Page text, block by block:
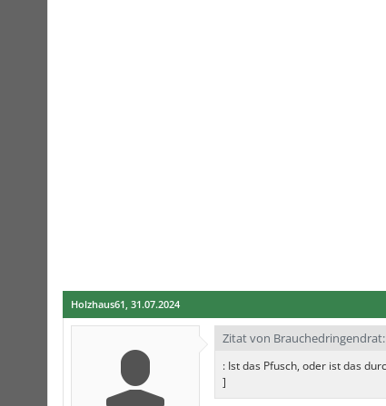
Holzhaus61 31.07.2024
Zitat von Brauchedringendrat:
: Ist das Pfusch, oder ist das
]